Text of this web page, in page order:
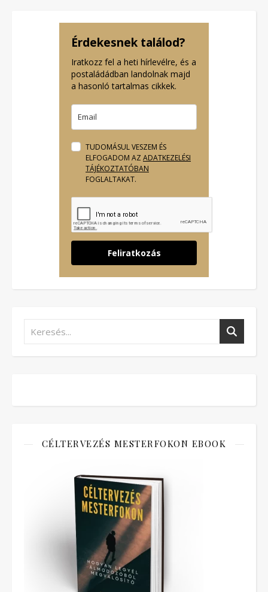
Érdekesnek találod?
Iratkozz fel a heti hírlevélre, és a
postaládádban landolnak majd
a hasonló tartalmas cikkek.
TUDOMÁSUL VESZEM ÉS
ELFOGADOM AZ ADATKEZELÉSI
TÁJÉKOZTATÓBAN
FOGLALTAKAT.
Feliratkozás
CÉLTERVEZÉS MESTERFOKON EBOOK